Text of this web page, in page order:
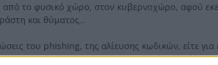
από το φυσικό χώρο, στον κυβερνοχώρο, αφού
και θύματος...
του phishing, της αλίευσης κωδικών, είτε για
υποσχόμενοι γρήγορο κέρδος από επενδύσεις,